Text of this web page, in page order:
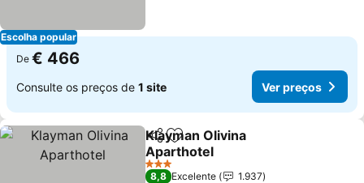
Escolha popular
De € 466
Consulte os preços de 1 site Ver preços
PartilharAdicionar aos favoritos
Klayman Olivina
Aparthotel
3 Estrelas
8,8 Excelente
1.937